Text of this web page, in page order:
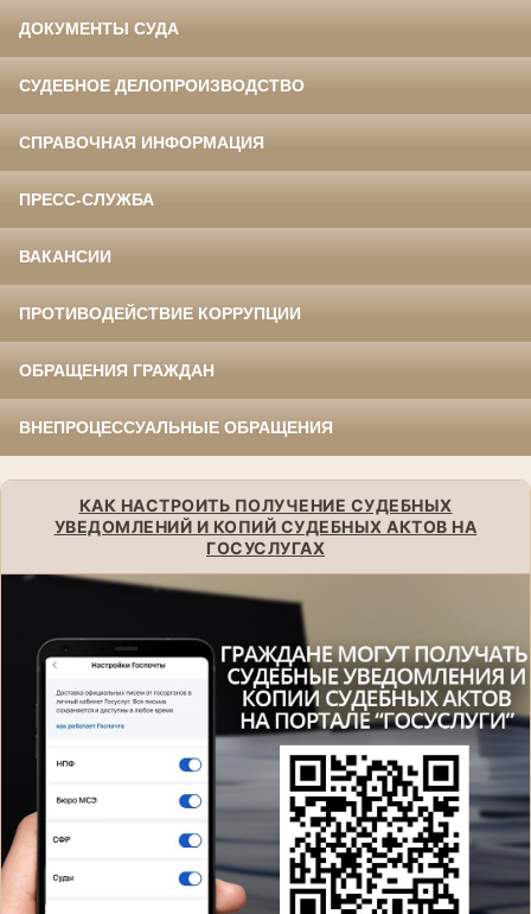
ДОКУМЕНТЫ СУДА
СУДЕБНОЕ ДЕЛОПРОИЗВОДСТВО
СПРАВОЧНАЯ ИНФОРМАЦИЯ
ПРЕСС-СЛУЖБА
ВАКАНСИИ
ПРОТИВОДЕЙСТВИЕ КОРРУПЦИИ
ОБРАЩЕНИЯ ГРАЖДАН
ВНЕПРОЦЕССУАЛЬНЫЕ ОБРАЩЕНИЯ
КАК НАСТРОИТЬ ПОЛУЧЕНИЕ СУДЕБНЫХ
УВЕДОМЛЕНИЙ И КОПИЙ СУДЕБНЫХ АКТОВ НА
ГОСУСЛУГАХ